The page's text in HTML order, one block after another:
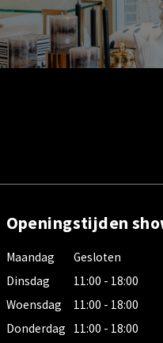
Openingstijden
Maandag
Dinsdag
Woensdag
Donderdag
Gesloten
11:00 - 18:00
11:00 - 18:00
11:00 - 18:00